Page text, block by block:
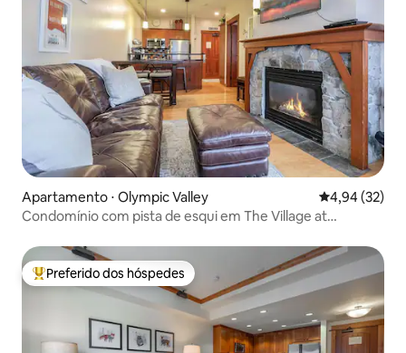
Apartamento ⋅ Olympic Valley 4,94 de uma
4,94 (32)
Condomínio com pista de esqui em The Village at
Entre os melhores preferidos dos hóspedes
Preferido dos hóspedes